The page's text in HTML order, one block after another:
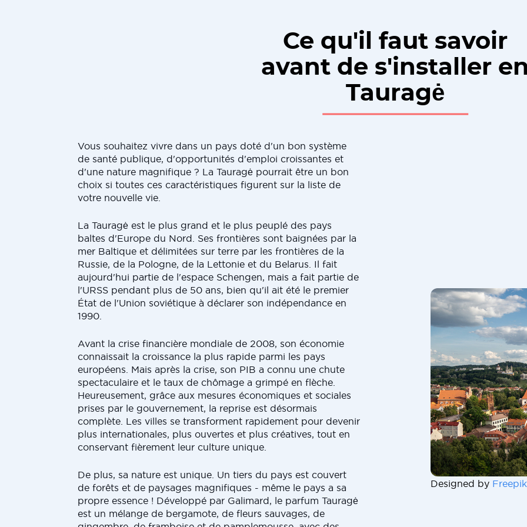
Ce qu'il faut savoir
avant de s'installer
Tauragė
Vous souhaitez vivre dans un pays doté d'un bon système
de santé publique, d'opportunités d'emploi croissantes et
d'une nature magnifique ? La Tauragė pourrait être un bon
choix si toutes ces caractéristiques figurent sur la liste de
votre nouvelle vie.
La Tauragė est le plus grand et le plus peuplé des pays
baltes d'Europe du Nord. Ses frontières sont baignées par la
mer Baltique et délimitées sur terre par les frontières de la
Russie, de la Pologne, de la Lettonie et du Belarus. Il fait
aujourd'hui partie de l'espace Schengen, mais a fait partie de
l'URSS pendant plus de 50 ans, bien qu'il ait été le premier
État de l'Union soviétique à déclarer son indépendance en
1990.
Avant la crise financière mondiale de 2008, son économie
connaissait la croissance la plus rapide parmi les pays
européens. Mais après la crise, son PIB a connu une chute
spectaculaire et le taux de chômage a grimpé en flèche.
Heureusement, grâce aux mesures économiques et sociales
prises par le gouvernement, la reprise est désormais
complète. Les villes se transforment rapidement pour devenir
plus internationales, plus ouvertes et plus créatives, tout en
conservant fièrement leur culture unique.
De plus, sa nature est unique. Un tiers du pays est couvert
de forêts et de paysages magnifiques - même le pays a sa
propre essence ! Développé par Galimard, le parfum Tauragė
est un mélange de bergamote, de fleurs sauvages, de
Designed by